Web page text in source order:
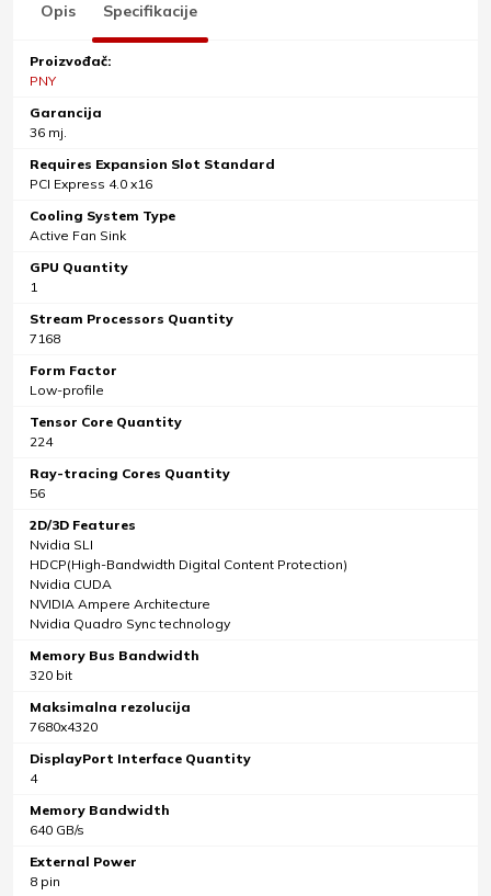
Opis Specifikacije
Proizvođač:
PNY
Garancija
36 mj.
Requires Expansion Slot Standard
PCI Express 4.0 x16
Cooling System Type
Active Fan Sink
GPU Quantity
1
Stream Processors Quantity
7168
Form Factor
Low-profile
Tensor Core Quantity
224
Ray-tracing Cores Quantity
56
2D/3D Features
Nvidia SLI
HDCP(High-Bandwidth Digital Content Protection)
Nvidia CUDA
NVIDIA Ampere Architecture
Nvidia Quadro Sync technology
Memory Bus Bandwidth
320 bit
Maksimalna rezolucija
7680x4320
DisplayPort Interface Quantity
4
Memory Bandwidth
640 GB/s
External Power
8 pin